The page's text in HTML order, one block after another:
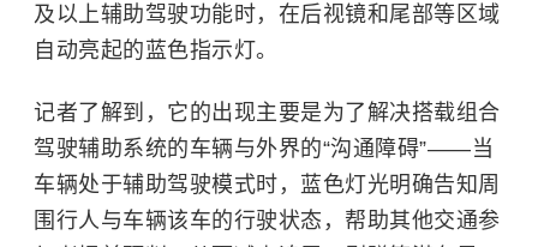
及以上辅助驾驶功能时，在后视镜和尾部等区域
自动亮起的蓝色指示灯。
记者了解到，它的出现主要是为了解决搭载组合
驾驶辅助系统的车辆与外界的“沟通障碍”——当
车辆处于辅助驾驶模式时，蓝色灯光明确告知周
围行人与车辆该车的行驶状态，帮助其他交通参